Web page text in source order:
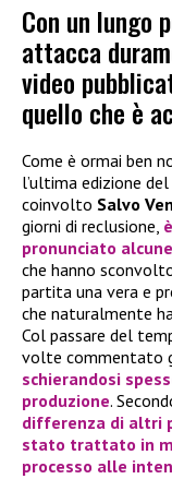
Con un lungo
attacca
video
quello che è
Come è ormai ben
l’ultima edizione del
coinvolto Salvo
giorni di reclusione,
pronunciato
che hanno
partita una vera e
che naturalmente
Col passare del
volte commentato
schierandosi
produzione.
differenza di altri
stato trattato in
processo alle